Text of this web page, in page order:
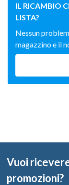
IL RICAMBIO
LISTA?
Nessun
magazzino e il
Vuoi
promozioni?